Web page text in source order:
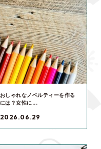
おしゃれなノベルティーを作る
には？女性に...
2026.06.29